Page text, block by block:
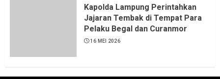
Bandar Jaya Barat, Kecamatan
Terbanggi Besar, Rabu
(20/05/2026).
21 MEI 2026
Kapolda Lampung Perintahkan
Jajaran Tembak di Tempat Para
Pelaku Begal dan Curanmor
16 MEI 2026